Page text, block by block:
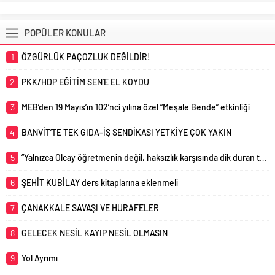
edeceğini bildirdikleri susuzluk ve
kuraklık tehlikesine...
POPÜLER KONULAR
1 ÖZGÜRLÜK PAÇOZLUK DEĞİLDİR!
2 PKK/HDP EĞİTİM SEN’E EL KOYDU
3 MEB’den 19 Mayıs’ın 102’nci yılına özel “Meşale Bende” etkinliği
4 BANVİT’TE TEK GIDA-İŞ SENDİKASI YETKİYE ÇOK YAKIN
5 “Yalnızca Olcay öğretmenin değil, haksızlık karşısında dik duran tüm eğitim çalışanlarının yanında olmaya devam edeceğiz!”
6 ŞEHİT KUBİLAY ders kitaplarına eklenmeli
7 ÇANAKKALE SAVAŞI VE HURAFELER
8 GELECEK NESİL KAYIP NESİL OLMASIN
9 Yol Ayrımı